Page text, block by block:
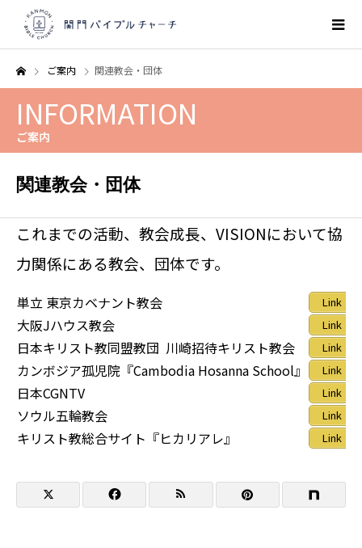
ご案内 関連教会・団体
INFORMATION
ご案内
関連教会・団体
これまでの活動、教会成長、VISIONにおいて協
力関係にある教会、団体です。
単立 東京カベナント教会 Link
大阪Jハウス教会 Link
日本キリスト教同盟教団 川崎招待キリスト教会 Link
カンボジア孤児院『Cambodia Hosanna School』 Link
日本CGNTV Link
ソウル五輪教会 Link
キリスト教総合サイト『ヒカリアレ』 Link